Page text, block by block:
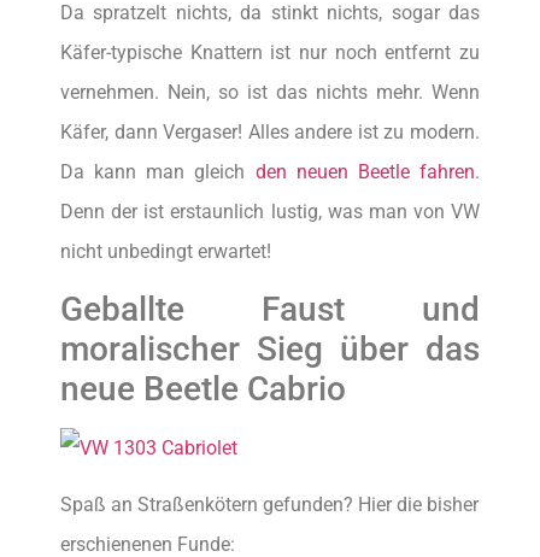
Da spratzelt nichts, da stinkt nichts, sogar das
Käfer-typische Knattern ist nur noch entfernt zu
vernehmen. Nein, so ist das nichts mehr. Wenn
Käfer, dann Vergaser! Alles andere ist zu modern.
Da kann man gleich den neuen Beetle fahren.
Denn der ist erstaunlich lustig, was man von VW
nicht unbedingt erwartet!
Geballte Faust und
moralischer Sieg über das
neue Beetle Cabrio
Spaß an Straßenkötern gefunden? Hier die bisher
erschienenen Funde: